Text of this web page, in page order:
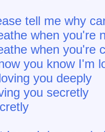
tell me why
when you're
when you're
you know I'm
you deeply
you secretly